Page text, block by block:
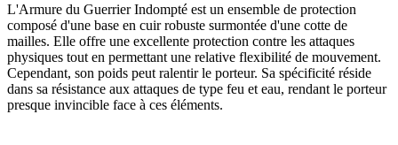
L'Armure du Guerrier Indompté est un ensemble de protection
composé d'une base en cuir robuste surmontée d'une cotte de
mailles. Elle offre une excellente protection contre les attaques
physiques tout en permettant une relative flexibilité de mouvement.
Cependant, son poids peut ralentir le porteur. Sa spécificité réside
dans sa résistance aux attaques de type feu et eau, rendant le porteur
presque invincible face à ces éléments.